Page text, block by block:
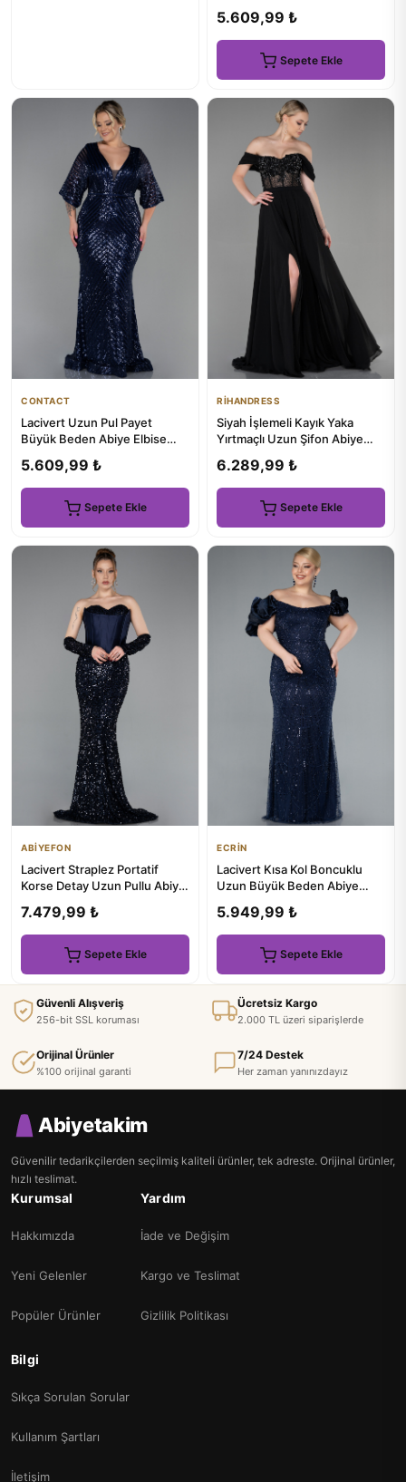
5.609,99 ₺
Sepete Ekle
CONTACT
Lacivert Uzun Pul Payet
Büyük Beden Abiye Elbise
5.609,99 ₺
Sepete Ekle
RİHANDRESS
Siyah İşlemeli Kayık Yaka
Yırtmaçlı Uzun Şifon Abiye
6.289,99 ₺
Sepete Ekle
ABİYEFON
Lacivert Straplez Portatif
Korse Detay Uzun Pullu Abiye
7.479,99 ₺
Sepete Ekle
ECRİN
Lacivert Kısa Kol Boncuklu
Uzun Büyük Beden Abiye
5.949,99 ₺
Sepete Ekle
Güvenli Alışveriş
256-bit SSL koruması
Ücretsiz Kargo
2.000 TL üzeri siparişlerde
Orijinal Ürünler
%100 orijinal garanti
7/24 Destek
Her zaman yanınızdayız
Abiyetakim
Güvenilir tedarikçilerden seçilmiş kaliteli ürünler, tek adreste. Orijinal ürünler,
hızlı teslimat.
Kurumsal
Hakkımızda
Yeni Gelenler
Popüler Ürünler
Yardım
İade ve Değişim
Kargo ve Teslimat
Gizlilik Politikası
Bilgi
Sıkça Sorulan Sorular
Kullanım Şartları
İletişim